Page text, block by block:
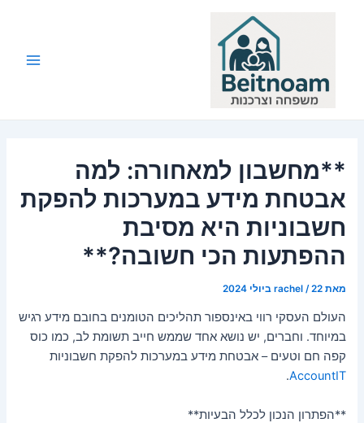
**מחשבון למאחורה: למה
אבטחת מידע במערכות להפקת
חשבוניות היא מסיבת
ההפתעות הכי חשובה?**
מאת rachel /22 ביולי 2024
העולם העסקי רווי באינספור תהליכים הטומנים בחובם מידע רגיש
במיוחד. וחברים, יש נושא אחד שממש חייב תשומת לב, כמו כוס
קפה חם וטעים – אבטחת מידע במערכות להפקת חשבוניות
AccountIT
.
**הפתרון הנכון לכלל הבעיות**